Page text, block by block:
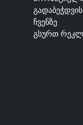
ჩვენზე
გსურთ